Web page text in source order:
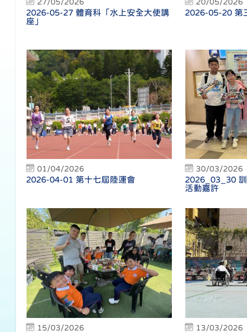
27/05/2026
2026-05-27 體育科「水上安全大使講
座」
20/05/2026
2026-05-20 第
01/04/2026
2026-04-01 第十七屆陸運會
30/03/2026
2026_03_30
活動嘉許
15/03/2026 13/03/2026